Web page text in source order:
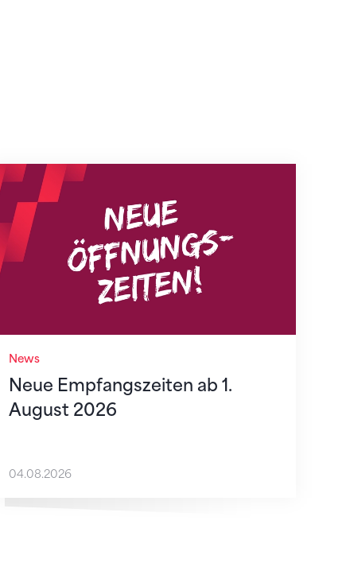
News
Neue Empfangszeiten ab 1.
August 2026
Neue Empfangszeiten ab 1. August 2026
04.08.2026